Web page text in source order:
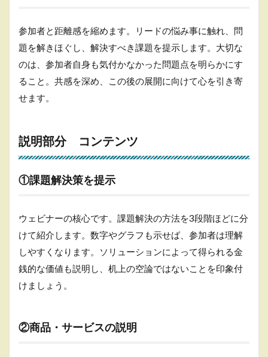
参加者と距離感を縮めます。リードの悩み事に触れ、問
題を解きほぐし、解決すべき課題を提示します。大切な
のは、参加者自身も気付かなかった問題点を明らかにす
ること。共感を深め、この後の展開に向けて心を引き寄
せます。
説明部分 コンテンツ
①課題解決策を提示
ウェビナーの核心です。課題解決の方法を3段階ほどに分
けて紹介します。数字やグラフも示せば、参加者は理解
しやすくなります。ソリューションによって得られる金
銭的な価値も説明し、机上の空論ではないことを印象付
けましょう。
②商品・サービスの説明